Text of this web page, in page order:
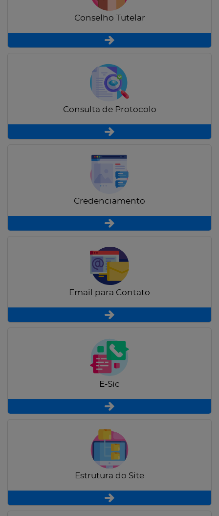
Conselho Tutelar
Consulta de Protocolo
Credenciamento
Email para Contato
E-Sic
Estrutura do Site